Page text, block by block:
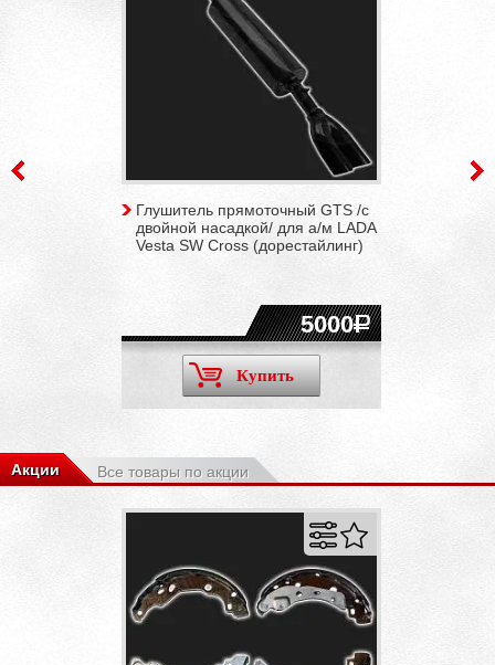
Глушитель прямоточный GTS /с
двойной насадкой/ для а/м LADA
Vesta SW Cross (дорестайлинг)
5000
Купить
Акции Все товары по акции